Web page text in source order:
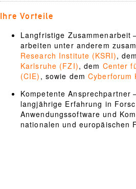
Ihre Vorteile
Langfristige
arbeiten unter anderem
Research Institute (KSRI), dem
Karlsruhe (FZI), dem Center
(CIE) , sowie demCyberforum
Kompetente
langjährige Erfahrung in
Anwendungssoftware und
nationalen und europäischen